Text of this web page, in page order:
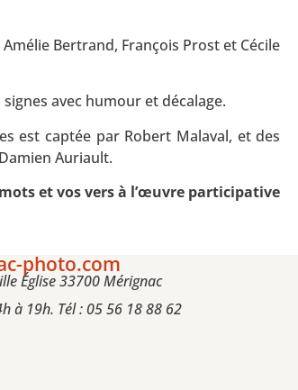
Bertrand, François Prost et Cécile
avec humour et décalage.
est captée par Robert Malaval, et des
Auriault.
et vos vers à l’œuvre participative
photo.com
Église 33700 Mérignac
à 19h. Tél : 05 56 18 88 62